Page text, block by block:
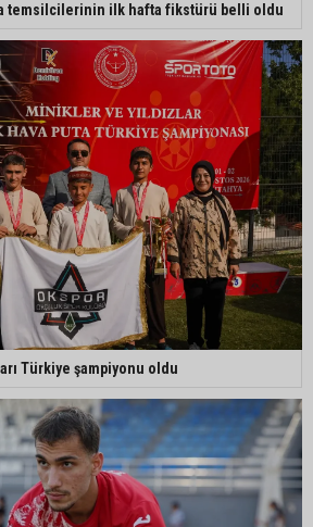
temsilcilerinin ilk hafta fikstürü belli oldu
Türkiye şampiyonu oldu